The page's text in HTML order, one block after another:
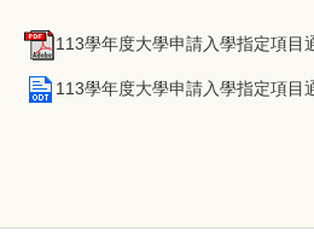
113學年度大學申請入學指定項目
113學年度大學申請入學指定項目